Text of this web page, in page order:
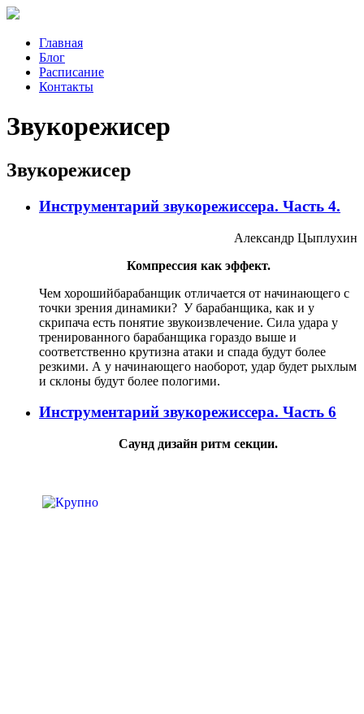
Главная
Блог
Расписание
Контакты
Звукорежисер
Звукорежисер
Инструментарий звукорежиссера. Часть 4.
Александр Цыплухин
Компрессия как эффект.
Чем хорошийбарабанщик отличается от начинающего с
точки зрения динамики? У барабанщика, как и у
скрипача есть понятие звукоизвлечение. Сила удара у
тренированного барабанщика гораздо выше и
соответственно крутизна атаки и спада будут более
резкими. А у начинающего наоборот, удар будет рыхлым
и склоны будут более пологими.
Инструментарий звукорежиссера. Часть 6
Саунд дизайн ритм секции.